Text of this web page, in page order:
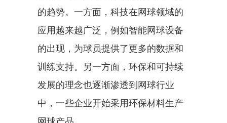
的趋势。一方面，科技在网球领域的
应用越来越广泛，例如智能网球设备
的出现，为球员提供了更多的数据和
训练支持。另一方面，环保和可持续
发展的理念也逐渐渗透到网球行业
中，一些企业开始采用环保材料生产